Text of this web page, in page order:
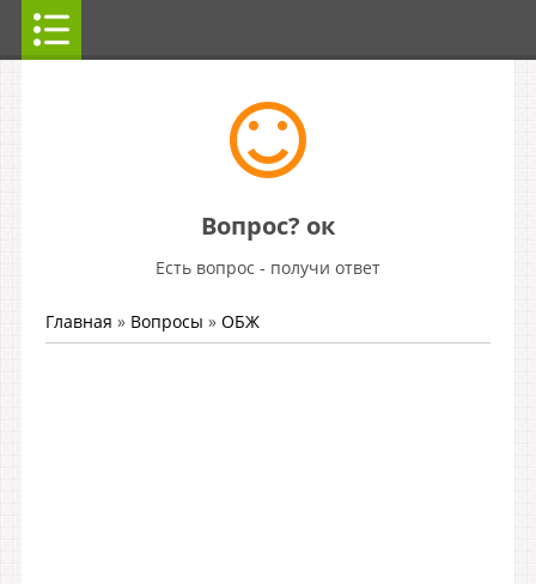
Вопрос? ок
Есть вопрос - получи ответ
Главная » Вопросы » ОБЖ